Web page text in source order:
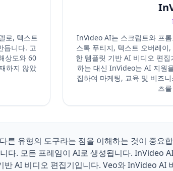
로, 텍스트
듭니다. 고
상도와 60
하지 않았
InVideo AI는 스크립트와 프
스톡 푸티지, 텍스트 오버레
한 템플릿 기반 AI 비디오 편
하는 대신 InVideo는 AI 지원
집하여 마케팅, 교육 및 비즈
츠
른 유형의 도구라는 점을 이해하는 것이 중요
다. 모든 프레임이 AI로 생성됩니다. InVideo
AI 비디오 편집기입니다. Veo와 InVideo AI